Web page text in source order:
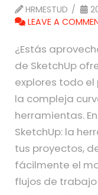
HRMESTUD
LEAVE A
¿Estás
de SketchUp
explores todo el
la compleja
herramientas.
SketchUp: la
tus proyectos,
fácilmente el
flujos de trabajo